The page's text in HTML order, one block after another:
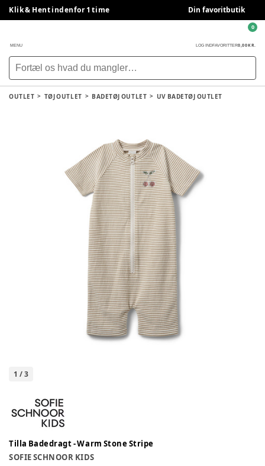
Klik & Hent indenfor 1 time Din favoritbutik
MENU LOG INDFAVORITTER0,00 KR.
0
OUTLET TØJ OUTLET BADETØJ OUTLET UV BADETØJ OUTLET
1 /3
Tilla Badedragt - Warm Stone Stripe
SOFIE SCHNOOR KIDS